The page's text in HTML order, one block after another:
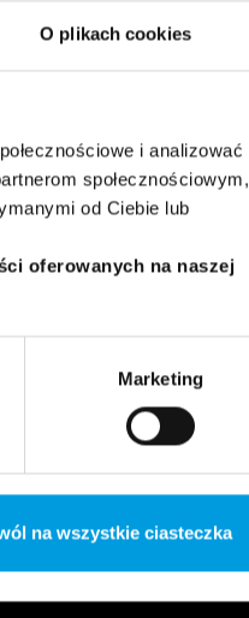
O plikach cookies
i analizować
społecznościowym,
od Ciebie lub
oferowanych na naszej
Marketing
na wszystkie ciasteczka